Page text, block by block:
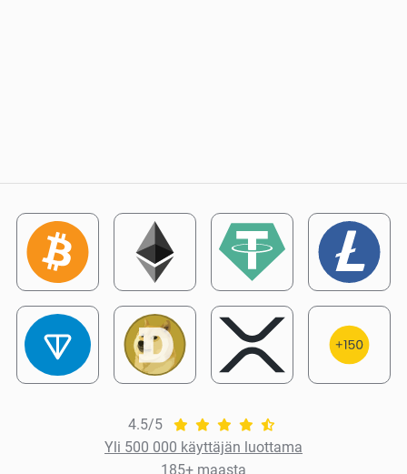
4.5/5
Yli 500 000 käyttäjän luottama
185+ maasta